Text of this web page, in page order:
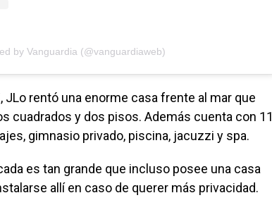
by Vanguardia (@vanguardiaweb)
JLo rentó una enorme casa frente al mar que
cuadrados y dos pisos. Además cuenta con 11
gimnasio privado, piscina, jacuzzi y spa.
es tan grande que incluso posee una casa
allí en caso de querer más privacidad.